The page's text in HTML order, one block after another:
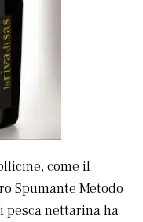
come il
Spumante Metodo
pesca nettarina ha